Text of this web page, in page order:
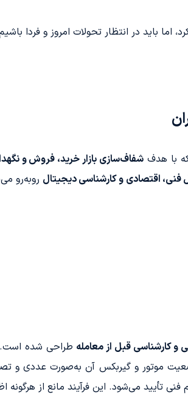
باید در انتظار تحولات امروز و فردا
با هدف شفاف‌سازی بازار خرید، فروش و
اقتصادی و کارشناسی دیجیتال روبه‌رو
و کارشناسی قبل از معامله طراحی شده است.
وضعیت موتور و گیربکس آن به‌صورت عددی
می‌شود. این فرآیند مانع از هرگونه